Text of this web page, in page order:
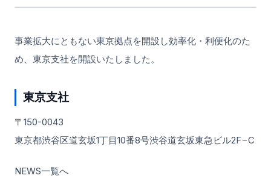
事業拡大にともない東京拠点を開設し効率化・利便化のた
め、東京支社を開設いたしました。
東京支社
〒150-0043
東京都渋谷区道玄坂1丁目10番8号渋谷道玄坂東急ビル2F−C
NEWS一覧へ